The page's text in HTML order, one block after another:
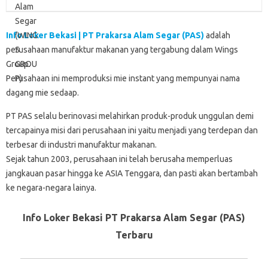
Info Loker Bekasi | PT Prakarsa Alam Segar (PAS)adalah
perusahaan manufaktur makanan yang tergabung dalam Wings
Group.
Perusahaan ini memproduksi mie instant yang mempunyai nama
dagang mie sedaap.
PT PAS selalu berinovasi melahirkan produk-produk unggulan demi
tercapainya misi dari perusahaan ini yaitu menjadi yang terdepan dan
terbesar di industri manufaktur makanan.
Sejak tahun 2003, perusahaan ini telah berusaha memperluas
jangkauan pasar hingga ke ASIA Tenggara, dan pasti akan bertambah
ke negara-negara lainya.
Info Loker Bekasi PT Prakarsa Alam Segar (PAS)
Terbaru